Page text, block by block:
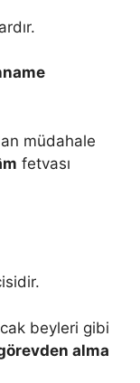
müdahale
fetvası
beyleri gibi
alma